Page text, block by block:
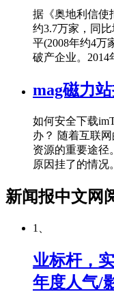
据《奥地利信使
约3.7万家，同
平(2008年约4万
破产企业。2014
mag磁力
如何安全下载
办？ 随着互联
资源的重要途径
原因挂了的情况
新闻报中文网
1、
业标杆，
年度人气/